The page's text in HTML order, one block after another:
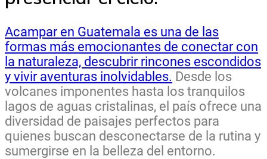
Acampar en Guatemala es una de las
formas más emocionantes de conectar con
la naturaleza, descubrir rincones escondidos
y vivir aventuras inolvidables. Desde los
volcanes imponentes hasta los tranquilos
lagos de aguas cristalinas, el país ofrece una
diversidad de paisajes perfectos para
quienes buscan desconectarse de la rutina y
sumergirse en la belleza del entorno.